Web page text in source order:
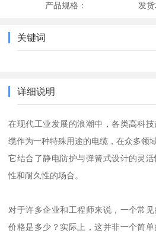
产品规格： 发
关键词
详细说明
在现代工业发展的浪潮中，各类高科
缆作为一种特殊用途的电缆，在众多领
它结合了静电防护与弹簧式设计的灵
性和耐久性的场合。
对于许多企业和工程师来说，一个常
价格是多少？实际上，这并非一个简